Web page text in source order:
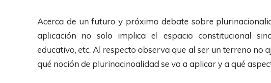
e
A
u
d
Acerca de un futuro y próximo debate sobre
aplicación no solo implica el espacio constitucional
educativo, etc. Al respecto observa que al ser un terreno no
qué noción de plurinacinoalidad se va a aplicar y a qué